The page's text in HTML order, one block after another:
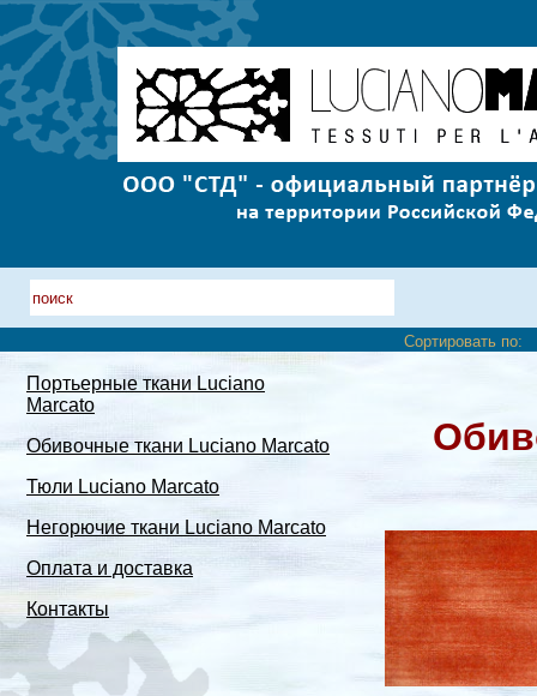
Портьерные ткани Luciano
Marcato
Обивочные ткани Luciano Marcato
Тюли Luciano Marcato
Негорючие ткани Luciano Marcato
Оплата и доставка
Контакты
Сортировать по: